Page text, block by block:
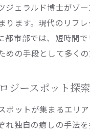
日常
リフ
落ち着い
集中
リフ
リフ
ジェラルド博士がゾ
ります。現代のリフ
都市部では、短時間
の手段として多くの
ジースポット探索
ポットが集まるエリ
れ独自の癒しの手法